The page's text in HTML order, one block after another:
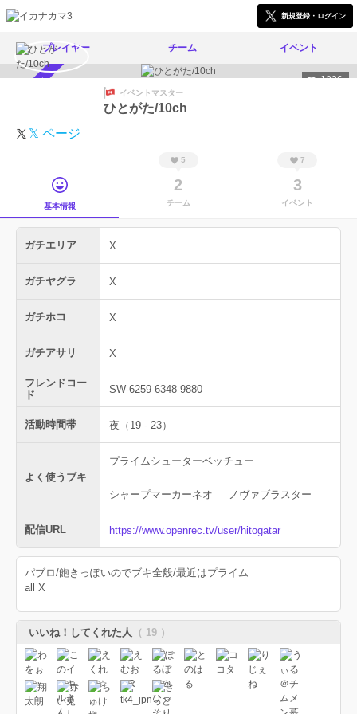
新規登録・ログイン
プレイヤー チーム イベント
1236
イベントマスター
ひとがた/10ch
𝕏 ページ
基本情報
5
2
チーム
7
3
イベント
ガチエリア X
ガチヤグラ X
ガチホコ X
ガチアサリ X
フレンドコー
ド
SW-6259-6348-9880
活動時間帯 夜（19 - 23）
よく使うブキ
プライムシューターベッチュー
シャープマーカーネオ ノヴァブラスター
配信URL https://www.openrec.tv/user/hitogatar
パブロ/飽きっぽいのでブキ全般/最近はプライム
all X
いいね！してくれた人 （ 19 ）